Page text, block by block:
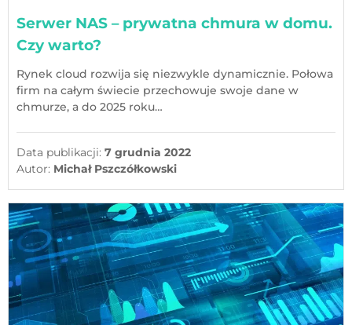
Serwer NAS – prywatna chmura w domu.
Czy warto?
Rynek cloud rozwija się niezwykle dynamicznie. Połowa
firm na całym świecie przechowuje swoje dane w
chmurze, a do 2025 roku…
Data publikacji: 7 grudnia 2022
Autor: Michał Pszczółkowski